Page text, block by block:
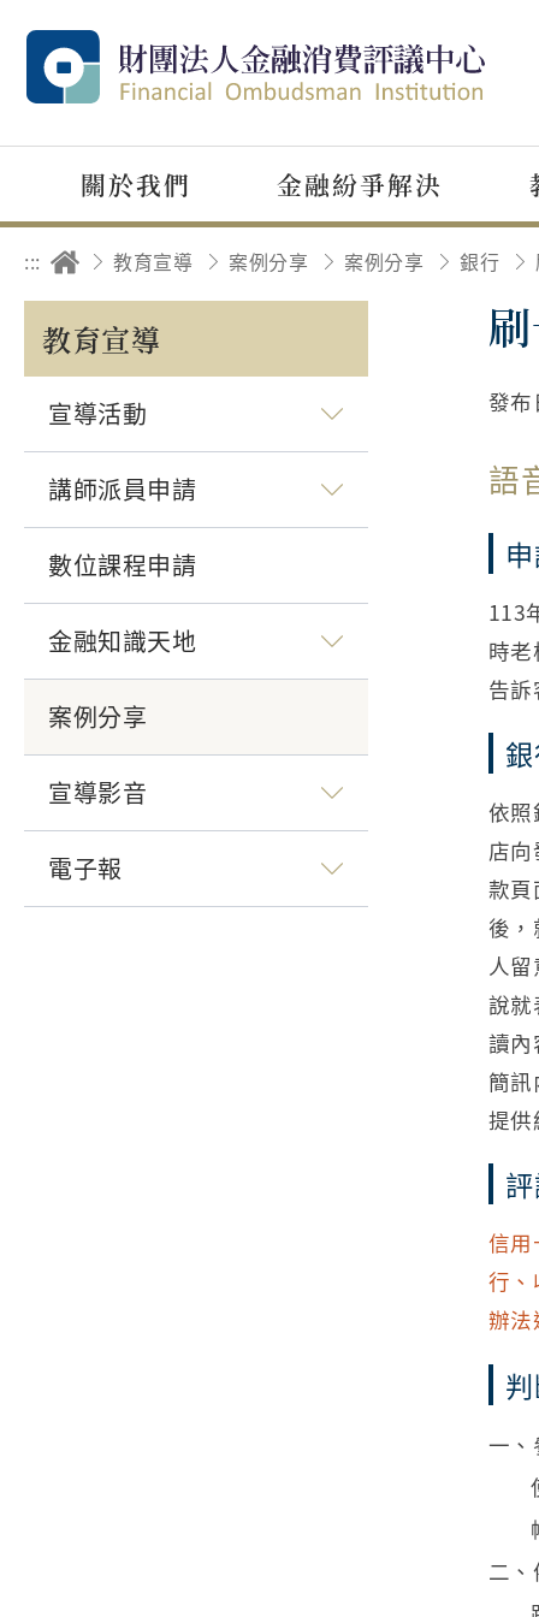
關於我們 金融紛爭解決
::: 教育宣導 案例分享 案例分享 銀行
教育宣導
宣導活動
講師派員申請
數位課程申請
金融知識天地
案例分享
宣導影音
電子報
發布
語
113
時
告
依照
店
款頁
後
人
說就
讀內
簡
提供
信用
行、
辦法
一、
二